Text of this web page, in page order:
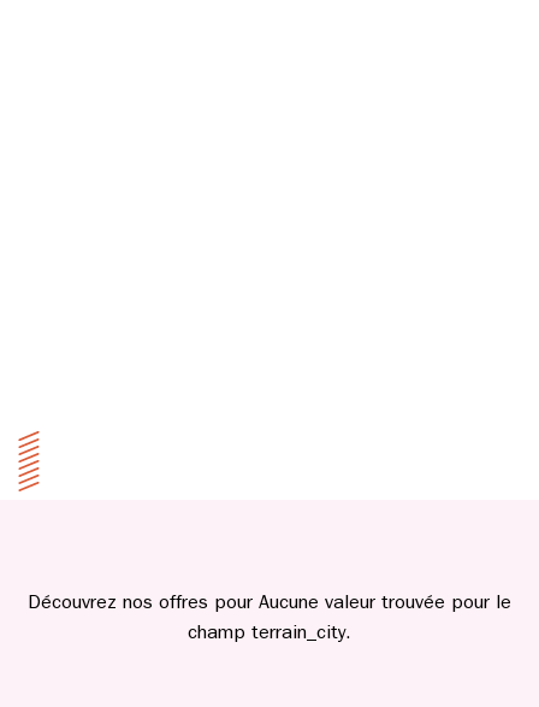
Découvrez nos offres pour Aucune valeur trouvée pour le
champ terrain_city.